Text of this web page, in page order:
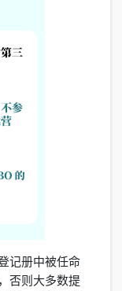
记册中被任命
否则大多数提